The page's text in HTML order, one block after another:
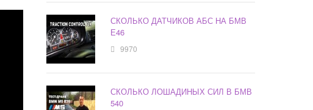
СКОЛЬКО ДАТЧИКОВ АБС НА БМВ
Е46
9970
СКОЛЬКО ЛОШАДИНЫХ СИЛ В БМВ
540